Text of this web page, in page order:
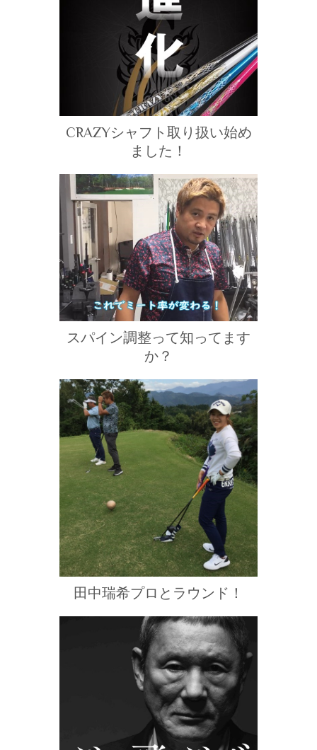
CRAZYシャフト取り扱い始め
ました！
スパイン調整って知ってます
か？
田中瑞希プロとラウンド！